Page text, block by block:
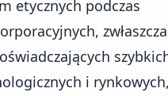
etycznych podczas
i rynkowych,